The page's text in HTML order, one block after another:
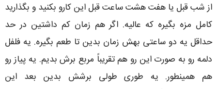
از شب قبل یا هفت هشت ساعت قبل این کارو بکنید و بگذارید
کامل مزه بگیره که عالیه. اگر هم زمان کم داشتین در حد
حداقل یه دو ساعتی بهش زمان بدین تا طعم بگیره. یه فلفل
دلمه رو به صورت این رو هم تقریباً مربع برش بدیم. یه پیاز رو
هم همینطور. یه طوری طولی برشش بدین بعد این